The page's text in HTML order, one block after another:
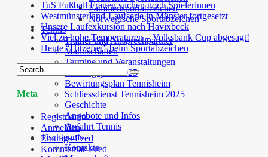
Familiensportabzeichen
Norwegische Sportabzeichen
Tennis
Trainer und Ansprechpartner
Mannschaften
Termine und Veranstaltungen
Trainingsplan 2025
Bewirtungsplan Tennisheim
Schliessdienst Tennisheim 2025
Geschichte
Angebote und Infos
Anfahrt Tennis
Tischtennis
Kontakte
TuS Fußball Frauen suchen noch Spielerinnen
Westmünsterland-Laufserie in Münster fortgesetzt
Unsere Laufexkursion nach Havixbeck
Viel zu hohe Temperaturen – Volksbank Cup abgesagt!
Heute “Hitzefrei” beim Sportabzeichen
Meta
Registrieren
Anmelden
Eintrags-Feed
Kommentar-Feed